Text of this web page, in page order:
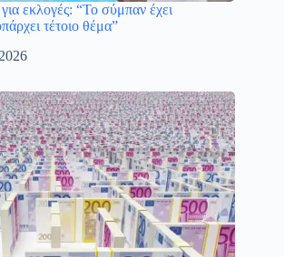
εκλογές: “Το σύμπαν έχει
τέτοιο θέμα”